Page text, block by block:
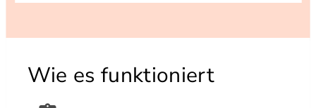
Wie es funktioniert